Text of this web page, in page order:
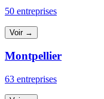
50 entreprises
Voir →
Montpellier
63 entreprises